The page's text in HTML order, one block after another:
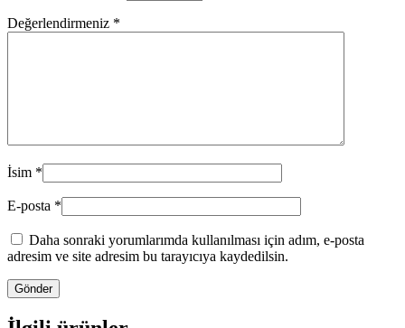
Değerlendirmeniz *
İsim *
E-posta *
Daha sonraki yorumlarımda kullanılması için adım, e-posta
adresim ve site adresim bu tarayıcıya kaydedilsin.